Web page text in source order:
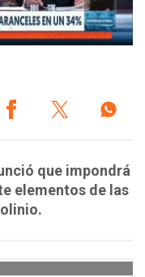
que impondrá
elementos de las